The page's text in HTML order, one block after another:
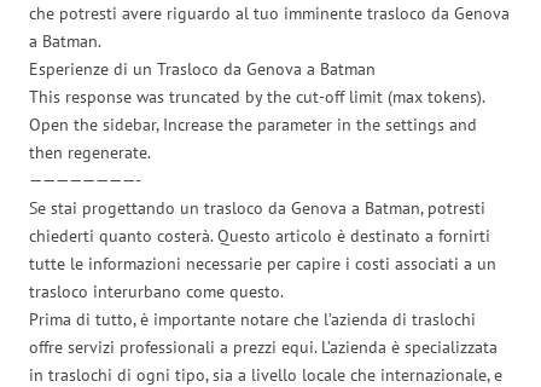
che potresti avere riguardo al tuo imminente trasloco da Genova
a Batman.
Esperienze di un Trasloco da Genova a Batman
This response was truncated by the cut-off limit (max tokens).
Open the sidebar, Increase the parameter in the settings and
then regenerate.
————————-
Se stai progettando un trasloco da Genova a Batman, potresti
chiederti quanto costerà. Questo articolo è destinato a fornirti
tutte le informazioni necessarie per capire i costi associati a un
trasloco interurbano come questo.
Prima di tutto, è importante notare che l’azienda di traslochi
offre servizi professionali a prezzi equi. L’azienda è specializzata
in traslochi di ogni tipo, sia a livello locale che internazionale, e